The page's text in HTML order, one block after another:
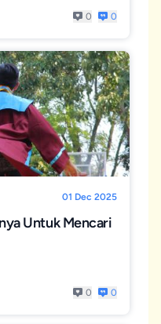
0 0
01 Dec 2025
Untuk Mencari
0 0